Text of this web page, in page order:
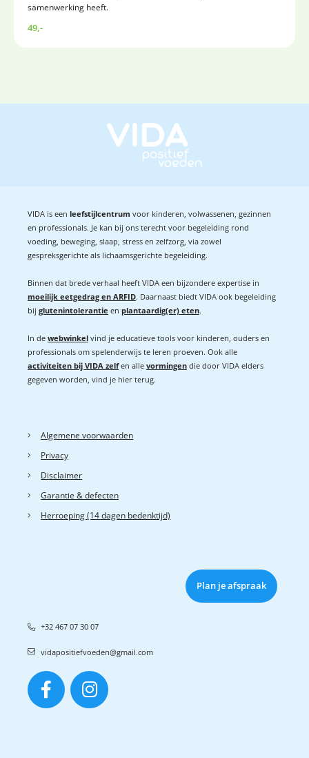
samenwerking heeft.
49,-
VIDA is een leefstijlcentrum voor kinderen, volwassenen, gezinnen
en professionals. Je kan bij ons terecht voor begeleiding rond
voeding, beweging, slaap, stress en zelfzorg, via zowel
gespreksgerichte als lichaamsgerichte begeleiding.
Binnen dat brede verhaal heeft VIDA een bijzondere expertise in
moeilijk eetgedrag en ARFID. Daarnaast biedt VIDA ook begeleiding
bij glutenintolerantie en plantaardig(er) eten.
In de webwinkel vind je educatieve tools voor kinderen, ouders en
professionals om spelenderwijs te leren proeven. Ook alle
activiteiten bij VIDA zelf en alle vormingen die door VIDA elders
gegeven worden, vind je hier terug.
Algemene voorwaarden
Privacy
Disclaimer
Garantie & defecten
Herroeping (14 dagen bedenktijd)
Plan je afspraak
+32 467 07 30 07
vidapositiefvoeden@gmail.com